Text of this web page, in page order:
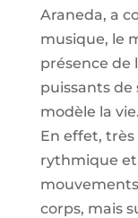
Araneda, a
musique, le
présence de
puissants
modèle la vie.
En effet, très
rythmique
corps, mais